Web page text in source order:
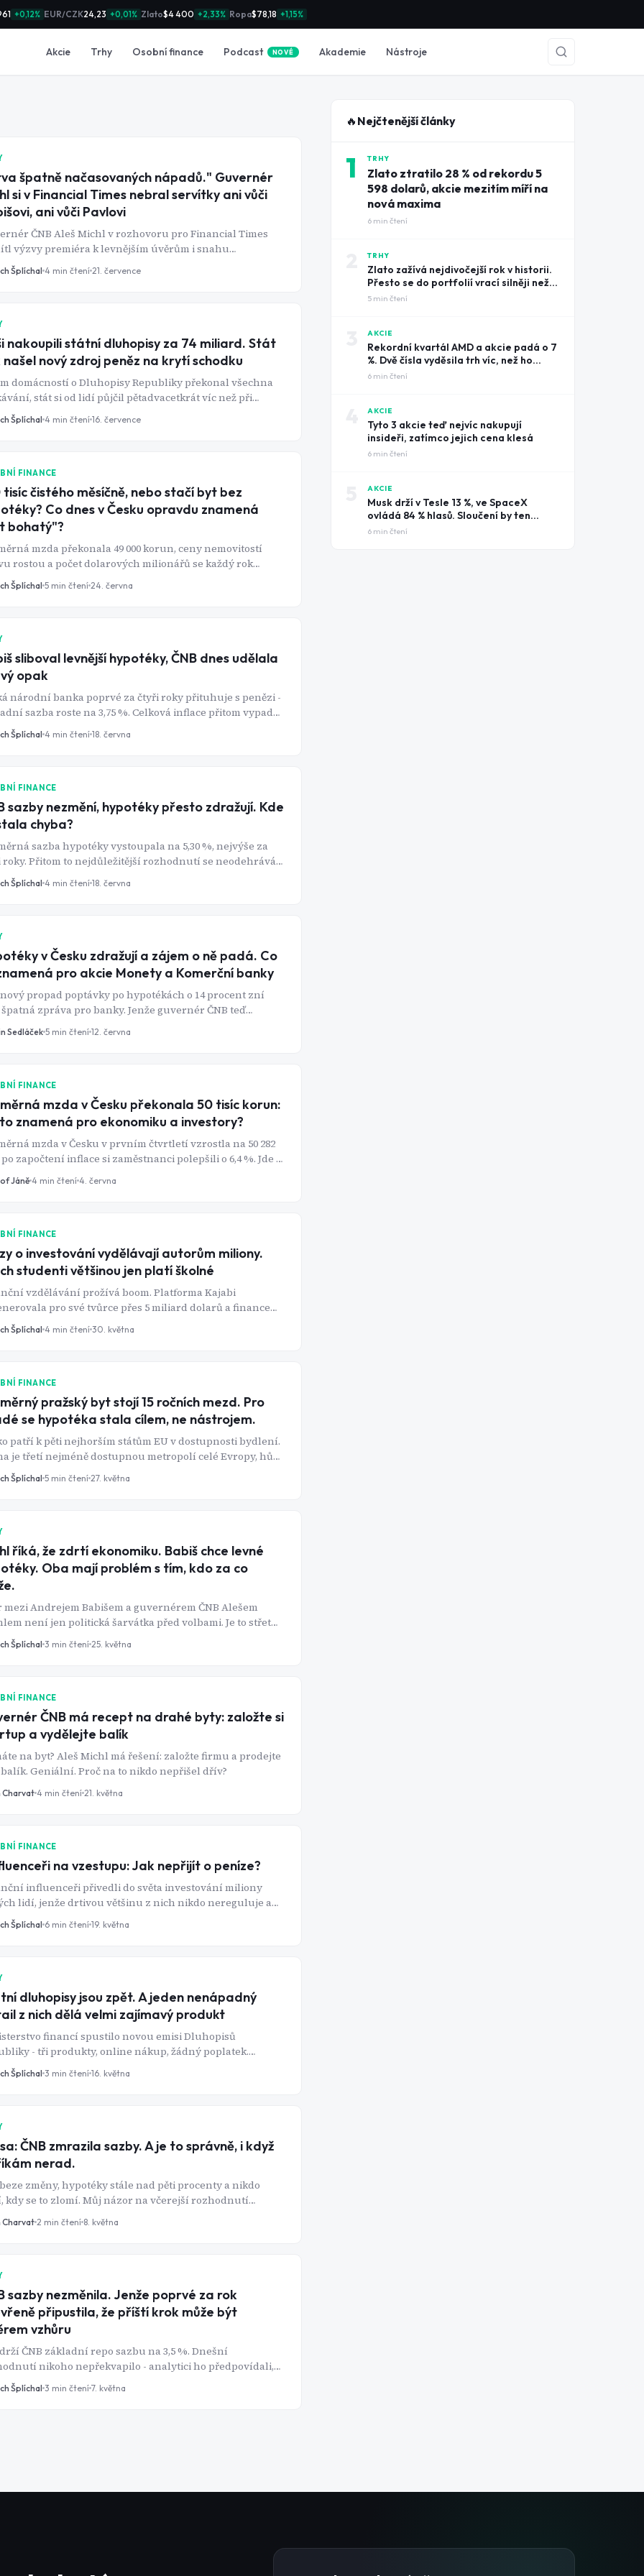
+0,12% EUR/CZK24,23 +0,01% Zlato$4 400 +2,33% Ropa$78,18 +1,15%
Akcie Trhy Osobní finance Podcast NOVÉ Akademie Nástroje
špatně načasovaných nápadů." Guvernér
si v Financial Times nebral servítky ani vůči
ani vůči Pavlovi
ČNB Aleš Michl v rozhovoru pro Financial Times
výzvy premiéra k levnějším úvěrům i snahu
o rychlé přijetí eura. Podle jeho slov jde o "bitvu
načasovaných nápadů".
Šplíchal 4 min čtení 21. července
nakoupili státní dluhopisy za 74 miliard. Stát
nový zdroj peněz na krytí schodku
domácností o Dluhopisy Republiky překonal všechna
stát si od lidí půjčil pětadvacetkrát víc než při
příležitosti v roce 2019.
Šplíchal 4 min čtení 16. července
FINANCE
tisíc čistého měsíčně, nebo stačí byt bez
Co dnes v Česku opravdu znamená
bohatý"?
mzda překonala 49 000 korun, ceny nemovitostí
rostou a počet dolarových milionářů se každý rok
Přesto většina Čechů nedokáže říct, kde přesně
začíná a čísla, která si lidé představují, by vás
Šplíchal 5 min čtení 24. června
sliboval levnější hypotéky, ČNB dnes udělala
opak
národní banka poprvé za čtyři roky přituhuje s penězi -
sazba roste na 3,75 %. Celková inflace přitom vypadá
Co se tedy skrývá pod povrchem?
Šplíchal 4 min čtení 18. června
FINANCE
sazby nezmění, hypotéky přesto zdražují. Kde
chyba?
sazba hypotéky vystoupala na 5,30 %, nejvýše za
Přitom to nejdůležitější rozhodnutí se neodehrává v
Senovážné ulici, ale na mezibankovním trhu v
Šplíchal 4 min čtení 18. června
v Česku zdražují a zájem o ně padá. Co
pro akcie Monety a Komerční banky
propad poptávky po hypotékách o 14 procent zní
špatná zpráva pro banky. Jenže guvernér ČNB teď
že sazby možná ještě porostou - a pro akcie Monety a
Sedláček 5 min čtení 12. června
FINANCE
mzda v Česku překonala 50 tisíc korun:
znamená pro ekonomiku a investory?
mzda v Česku v prvním čtvrtletí vzrostla na 50 282
po započtení inflace si zaměstnanci polepšili o 6,4 %. Jde o
z nejsilnějších růstů kupní síly za poslední roky. Vyšší
domácností mohou podpořit spotřebu, firemní tržby i
Jáně4 min čtení 4. června
FINANCE
o investování vydělávají autorům miliony.
studenti většinou jen platí školné
vzdělávání prožívá boom. Platforma Kajabi
pro své tvůrce přes 5 miliard dolarů a finance
konzistentně mezi tři nejprodávanější kategorie online
Jenže data o výsledcích samotných studentů ukazují
Šplíchal 4 min čtení 30. května
FINANCE
pražský byt stojí 15 ročních mezd. Pro
se hypotéka stala cílem, ne nástrojem.
patří k pěti nejhorším státům EU v dostupnosti bydlení.
je třetí nejméně dostupnou metropolí celé Evropy, hůř
tom jen Amsterdam a Athény. Úrokové sazby hypoték, i
postupný pokles, zůstávají jedny z nejvyšších na
na rodičích.
Šplíchal 5 min čtení 27. května
říká, že zdrtí ekonomiku. Babiš chce levné
Oba mají problém s tím, kdo za co
mezi Andrejem Babišem a guvernérem ČNB Alešem
není jen politická šarvátka před volbami. Je to střet
pohledů na to, k čemu vlastně centrální banka slouží a
z nich je nebezpečně naivní.
Šplíchal 3 min čtení 25. května
FINANCE
ČNB má recept na drahé byty: založte si
a vydělejte balík
na byt? Aleš Michl má řešení: založte firmu a prodejte
Geniální. Proč na to nikdo nepřišel dřív?
Charvat 4 min čtení 21. května
FINANCE
na vzestupu: Jak nepřijít o peníze?
influenceři přivedli do světa investování miliony
lidí, jenže drtivou většinu z nich nikdo nereguluje ani
A tam, kde jsou velké peníze a malá regulace,
nebo později přijde průšvih. A těch průšvihů v poslední
poznat, který z nich si vaši důvěru skutečně zaslouží.
Šplíchal 6 min čtení 19. května
dluhopisy jsou zpět. A jeden nenápadný
z nich dělá velmi zajímavý produkt
financí spustilo novou emisi Dluhopisů
- tři produkty, online nákup, žádný poplatek.
by to byla nudná vládní tiskovka. Ale jedna věc
mění, a to dost zásadně na to, aby si ji všiml každý, kdo
Šplíchal 3 min čtení 16. května
ČNB zmrazila sazby. A je to správně, i když
nerad.
změny, hypotéky stále nad pěti procenty a nikdo
kdy se to zlomí. Můj názor na včerejší rozhodnutí
banky.
Charvat 2 min čtení 8. května
sazby nezměnila. Jenže poprvé za rok
připustila, že příští krok může být
vzhůru
ČNB základní repo sazbu na 3,5 %. Dnešní
nikoho nepřekvapilo - analytici ho předpovídali,
nereagovala, tiskové agentury ho odbily třemi větami.
na tiskové konferenci padlo něco, co tu celý rok nebylo:
Šplíchal 3 min čtení 7. května
🔥 Nejčtenější články
1 TRHY
Zlato ztratilo 28 % od rekordu 5
598 dolarů, akcie mezitím míří na
nová maxima
6 min čtení
TRHY
Zlato zažívá nejdivočejší rok v historii.
Přesto se do portfolií vrací silněji než
kdy dřív
5 min čtení
AKCIE
Rekordní kvartál AMD a akcie padá o 7
%. Dvě čísla vyděsila trh víc, než ho
potěšily tržby
6 min čtení
AKCIE
Tyto 3 akcie teď nejvíc nakupují
insideři, zatímco jejich cena klesá
6 min čtení
AKCIE
Musk drží v Tesle 13 %, ve SpaceX
ovládá 84 % hlasů. Sloučení by ten
rozdíl smazalo
6 min čtení